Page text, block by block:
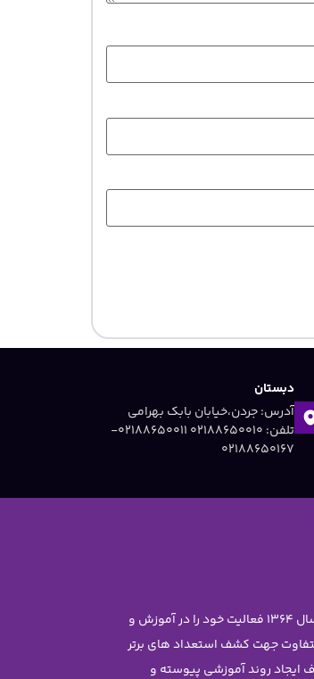
دبستان
آدرس: جردن،خیابان بابک بهرامی
تلفن: 02188650010 ۰۲۱۸۸۶۵۰۰۱۱-
۰۲۱۸۸۶۵۰۱۶۷
موسس مجموعه سرکار خانم معصومه جاویدی تحصیلات خود را در رشته مهندسی شیمی با رتبه ممتاز علمی در دانشگاه تهران به پایان رساندند . وی از سال 1364 فعالیت خود را در آموزش و
جهت کشف استعداد های برتر
. بر این اساس و با هدف ایجاد روند آموزشی پیوسته و